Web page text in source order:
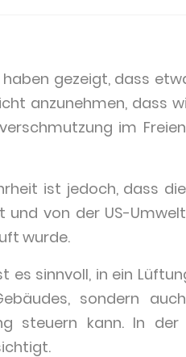
gezeigt, dass
anzunehmen, dass
im
ist jedoch, dass
und von der US-
wurde.
es sinnvoll, in ein
sondern
steuern kann. In